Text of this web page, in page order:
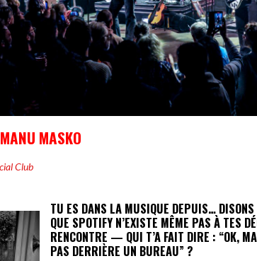
MASKO
Club
TU ES DANS LA MUSIQUE DEPUIS…
QUE SPOTIFY N’EXISTE MÊME PAS À TES
RENCONTRE — QUI T’A FAIT DIRE : “OK,
PAS DERRIÈRE UN BUREAU” ?